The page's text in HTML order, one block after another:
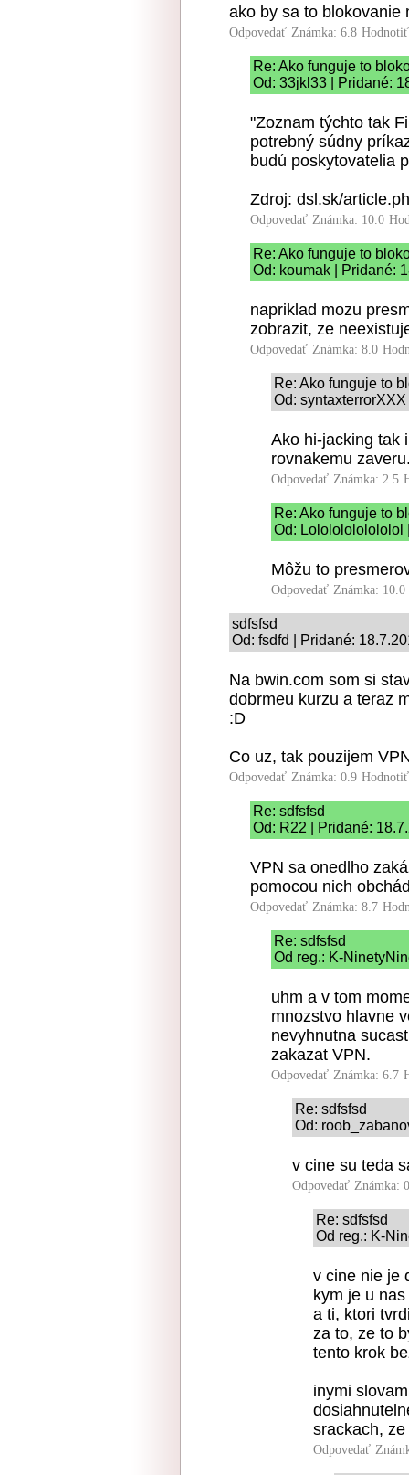
ako by sa to blokovanie
Odpovedať Známka: 6.8
Re: Ako funguje to
Od: 33jkl33 | Pridané:
"Zoznam týchto tak
potrebný súdny
budú poskytovatelia
Zdroj: dsl.sk/
Odpovedať Známka: 10.0
Re: Ako funguje to
Od: koumak | Pridané:
napriklad mozu
zobrazit, ze
Odpovedať Známka: 8.0
Re: Ako funguje to
Od:
Ako hi-jacking tak
rovnakemu
Odpovedať Známka: 2.5
Re: Ako funguje to
Od: Lolololololololol
Môžu to
Odpovedať Známka: 10.0
sdfsfsd
Od: fsdfd | Pridané:
Na bwin.com som si
dobrmeu kurzu a teraz
:D
Co uz, tak pouzijem
Odpovedať Známka: 0.9
Re: sdfsfsd
Od: R22 | Pridané:
VPN sa onedlho
pomocou nich
Odpovedať Známka: 8.7
Re: sdfsfsd
Od reg.: K-
uhm a v tom
mnozstvo hlavne
nevyhnutna
zakazat VPN.
Odpovedať Známka: 6.7
Re: sdfsfsd
Od:
v cine su teda
Odpovedať Známka:
Re: sdfsfsd
Od reg.: K-
v cine nie je
kym je u
a ti, ktori
za to, ze to
tento krok
inymi
srackach,
Odpovedať